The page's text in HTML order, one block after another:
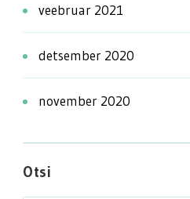
veebruar 2021
detsember 2020
november 2020
Otsi